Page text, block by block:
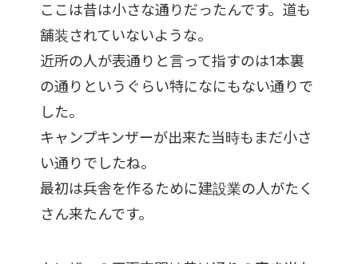
ここは昔は小さな通りだったんです。道も
舗装されていないような。
近所の人が表通りと言って指すのは1本裏
の通りというぐらい特になにもない通りで
した。
キャンプキンザーが出来た当時もまだ小さ
い通りでしたね。
最初は兵舎を作るために建設業の人がたく
さん来たんです。